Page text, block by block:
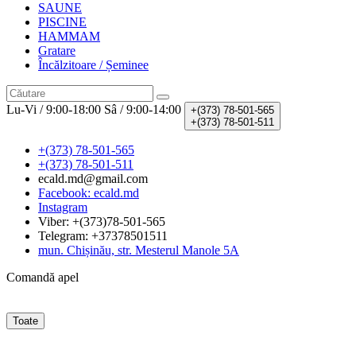
SAUNE
PISCINE
HAMMAM
Gratare
Încălzitoare / Șeminee
Lu-Vi / 9:00-18:00 Sâ / 9:00-14:00 +(373) 78-501-565
+(373) 78-501-511
+(373) 78-501-565
+(373) 78-501-511
ecald.md@gmail.com
Facebook: ecald.md
Instagram
Viber: +(373)78-501-565
Telegram: +37378501511
mun. Chișinău, str. Mesterul Manole 5A
Comandă apel
Toate